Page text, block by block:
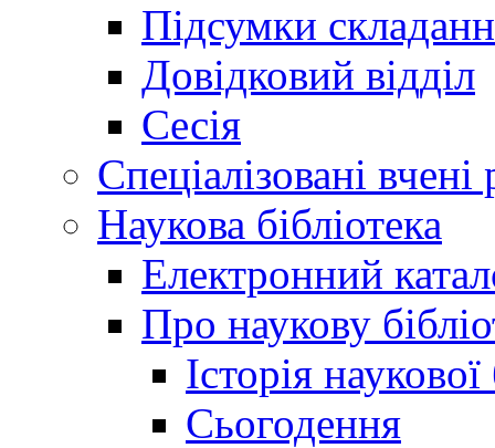
Підсумки
Довідковий відділ
Сесія
Спеціалізовані вчені
Наукова бібліотека
Електронний
Про наукову
Історія
Сьогодення